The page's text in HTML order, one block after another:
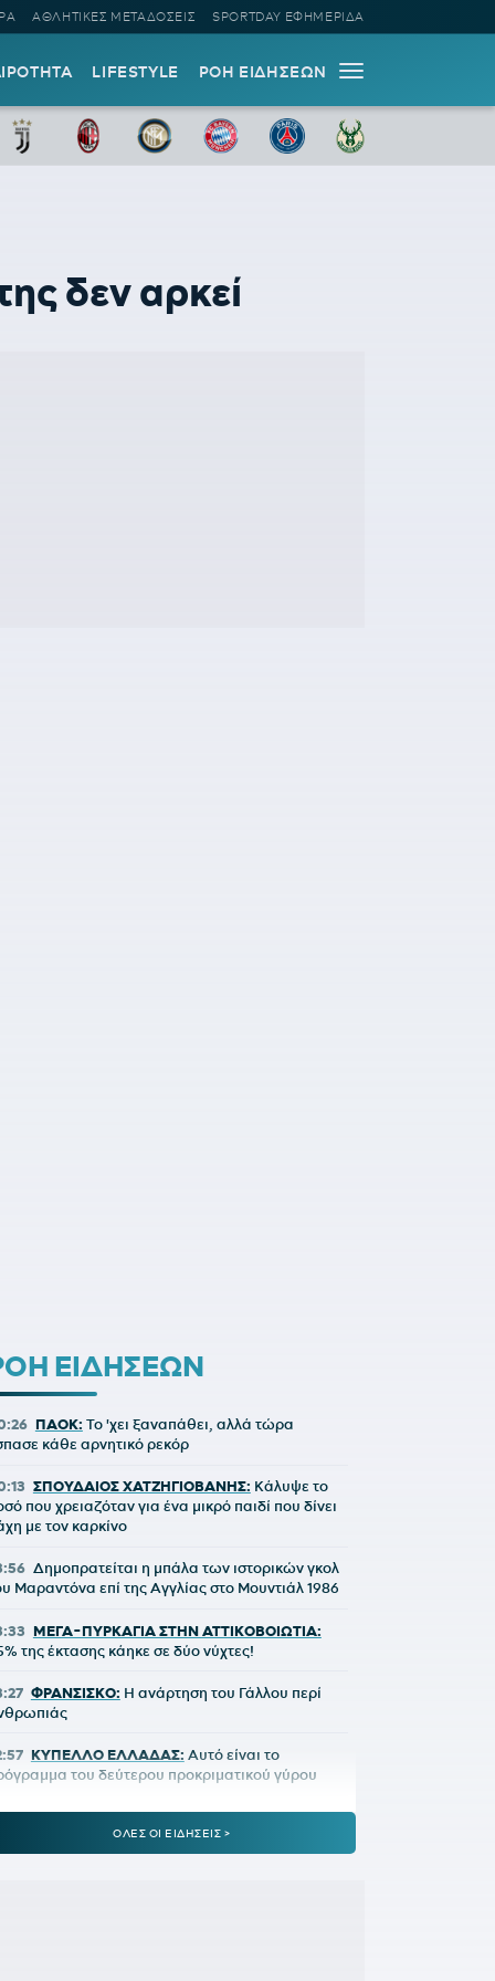
ΑΘΛΗΤΙΚΕΣ ΜΕΤΑΔΟΣΕΙΣ SPORTDAY ΕΦΗΜΕΡΙΔΑ
LIFESTYLE ΡΟΗ ΕΙΔΗΣΕΩΝ
δεν αρκεί
ΕΙΔΗΣΕΩΝ
ΠΑΟΚ: Το 'χει ξαναπάθει, αλλά τώρα
κάθε αρνητικό ρεκόρ
ΣΠΟΥΔΑΙΟΣ ΧΑΤΖΗΓΙΟΒΑΝΗΣ: Κάλυψε το
που χρειαζόταν για ένα μικρό παιδί που δίνει
με τον καρκίνο
Δημοπρατείται η μπάλα των ιστορικών γκολ
Μαραντόνα επί της Αγγλίας στο Μουντιάλ 1986
ΜΕΓΑ-ΠΥΡΚΑΓΙΑ ΣΤΗΝ ΑΤΤΙΚΟΒΟΙΩΤΙΑ:
της έκτασης κάηκε σε δύο νύχτες!
ΦΡΑΝΣΙΣΚΟ: Η ανάρτηση του Γάλλου περί
ΚΥΠΕΛΛΟ ΕΛΛΑΔΑΣ: Αυτό είναι το
του δεύτερου προκριματικού γύρου
ΠΑΓΚΟΣΜΙΟ Κ20:Πανελλήνιο ρεκόρ η
ΟΛΕΣ ΟΙ ΕΙΔΗΣΕΙΣ >